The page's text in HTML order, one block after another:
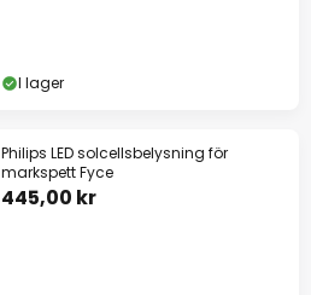
I lager
Philips LED solcellsbelysning för
markspett Fyce
445,00 kr